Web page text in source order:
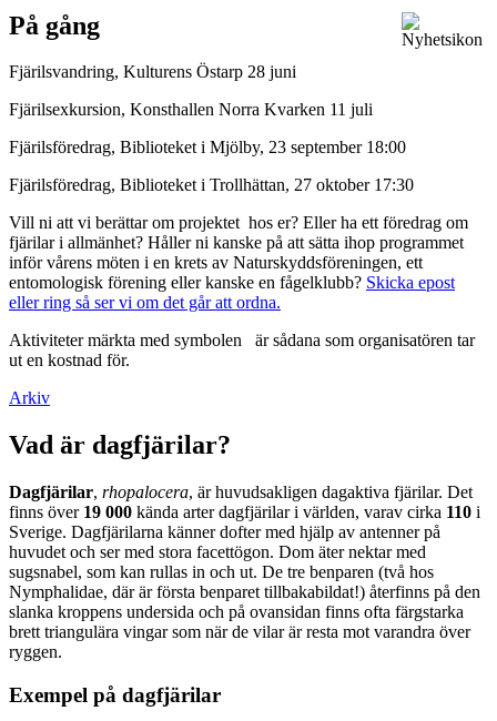
På gång
Fjärilsvandring, Kulturens Östarp 28 juni
Fjärilsexkursion, Konsthallen Norra Kvarken 11 juli
Fjärilsföredrag, Biblioteket i Mjölby, 23 september 18:00
Fjärilsföredrag, Biblioteket i Trollhättan, 27 oktober 17:30
Vill ni att vi berättar om projektet hos er? Eller ha ett föredrag om
fjärilar i allmänhet? Håller ni kanske på att sätta ihop programmet
inför vårens möten i en krets av Naturskyddsföreningen, ett
entomologisk förening eller kanske en fågelklubb? Skicka epost
eller ring så ser vi om det går att ordna.
Aktiviteter märkta med symbolen
är sådana som organisatören tar
ut en kostnad för.
Arkiv
Vad är dagfjärilar?
Dagfjärilar, rhopalocera, är huvudsakligen dagaktiva fjärilar. Det
finns över 19 000 kända arter dagfjärilar i världen, varav cirka 110 i
Sverige. Dagfjärilarna känner dofter med hjälp av antenner på
huvudet och ser med stora facettögon. Dom äter nektar med
sugsnabel, som kan rullas in och ut. De tre benparen (två hos
Nymphalidae, där är första benparet tillbakabildat!) återfinns på den
slanka kroppens undersida och på ovansidan finns ofta färgstarka
brett triangulära vingar som när de vilar är resta mot varandra över
ryggen.
Exempel på dagfjärilar